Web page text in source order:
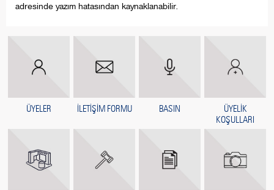
adresinde yazım hatasından kaynaklanabilir.
ÜYELER İLETİŞİM FORMU BASIN
ÜYELİK
KOŞULLARI